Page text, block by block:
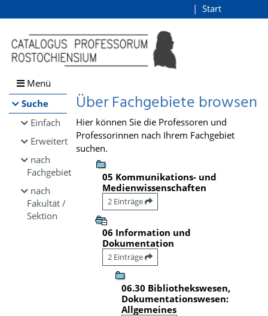
Browsen
direkt zum Inhalt
Start
Menü
Suche
Einfach
Erweitert
nach
Fachgebiet
nach
Fakultät /
Sektion
Über Fachgebiete browsen
Hier können Sie die Professoren und
Professorinnen nach Ihrem Fachgebiet
suchen.
05 Kommunikations- und
Medienwissenschaften
2 Einträge
06 Information und
Dokumentation
2 Einträge
06.30 Bibliothekswesen,
Dokumentationswesen:
Allgemeines